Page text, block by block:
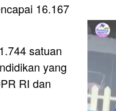
16.167
satuan
yang
RI dan